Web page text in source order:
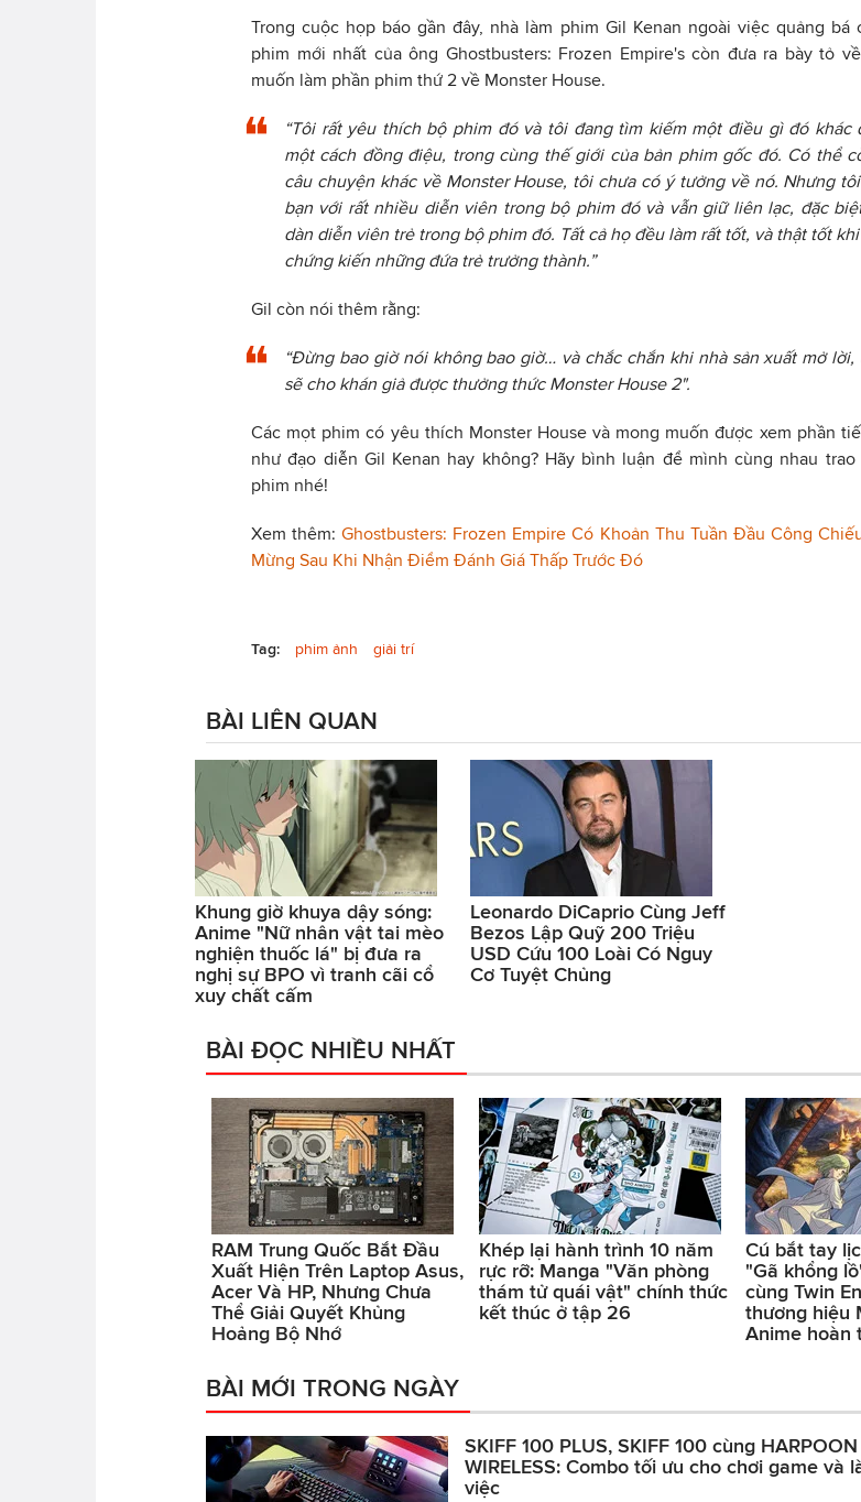
Trong cuộc họp báo gần đây, nhà làm phim Gil Kenan ngoài việc quảng bá
phim mới nhất của ông Ghostbusters: Frozen Empire's còn đưa ra bày tỏ
muốn làm phần phim thứ 2 về Monster House.
“Tôi rất yêu thích bộ phim đó và tôi đang tìm kiếm một điều gì đó khác
một cách đồng điệu, trong cùng thế giới của bản phim gốc đó. Có thể
câu chuyện khác về Monster House, tôi chưa có ý tưởng về nó. Nhưng
bạn với rất nhiều diễn viên trong bộ phim đó và vẫn giữ liên lạc, đặc
dàn diễn viên trẻ trong bộ phim đó. Tất cả họ đều làm rất tốt, và thật tốt
chứng kiến những đứa trẻ trưởng thành.”
Gil còn nói thêm rằng:
“Đừng bao giờ nói không bao giờ… và chắc chắn khi nhà sản xuất mở lời,
sẽ cho khán giả được thưởng thức Monster House 2".
Các mọt phim có yêu thích Monster House và mong muốn được xem phần
như đạo diễn Gil Kenan hay không? Hãy bình luận để mình cùng nhau
phim nhé!
Xem thêm:Ghostbusters: Frozen Empire Có Khoản Thu Tuần Đầu Công
Mừng Sau Khi Nhận Điểm Đánh Giá Thấp Trước Đó
Tag: phim ảnh giải trí
BÀI LIÊN QUAN
Khung giờ khuya dậy sóng:
Anime "Nữ nhân vật tai mèo
nghiện thuốc lá" bị đưa ra
nghị sự BPO vì tranh cãi cổ
xuy chất cấm
Leonardo DiCaprio Cùng Jeff
Bezos Lập Quỹ 200 Triệu
USD Cứu 100 Loài Có Nguy
Cơ Tuyệt Chủng
BÀI ĐỌC NHIỀU NHẤT
RAM Trung Quốc Bắt Đầu
Xuất Hiện Trên Laptop Asus,
Acer Và HP, Nhưng Chưa
Thể Giải Quyết Khủng
Hoảng Bộ Nhớ
Khép lại hành trình 10 năm
rực rỡ: Manga "Văn phòng
thám tử quái vật" chính thức
kết thúc ở tập 26
Cú bắt tay
"Gã khổng
cùng Twin
thương hiệu
Anime hoàn
BÀI MỚI TRONG NGÀY
SKIFF 100 PLUS, SKIFF 100 cùng
WIRELESS: Combo tối ưu cho chơi game và
việc